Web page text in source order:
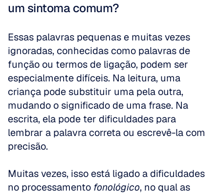
um sintoma comum?
Essas palavras pequenas e muitas vezes
ignoradas, conhecidas como palavras de
função ou termos de ligação, podem ser
especialmente difíceis. Na leitura, uma
criança pode substituir uma pela outra,
mudando o significado de uma frase. Na
escrita, ela pode ter dificuldades para
lembrar a palavra correta ou escrevê-la com
precisão.
Muitas vezes, isso está ligado a dificuldades
no processamento fonológico, no qual as